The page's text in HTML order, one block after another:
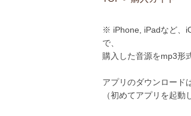
※ iPhone, iPadなど、
で、
購入した音源をmp3形
アプリのダウンロード
（初めてアプリを起